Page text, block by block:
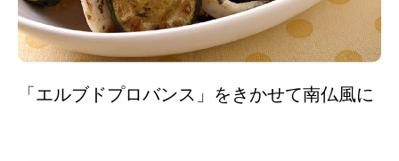
「エルブドプロバンス」をきかせて南仏風に